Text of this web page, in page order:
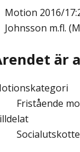
Motion 2016/
Johnsson m.fl.
är
Fristående